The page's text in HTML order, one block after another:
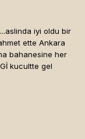
iyi oldu bir
ette Ankara
bahanesine her
kucultte gel